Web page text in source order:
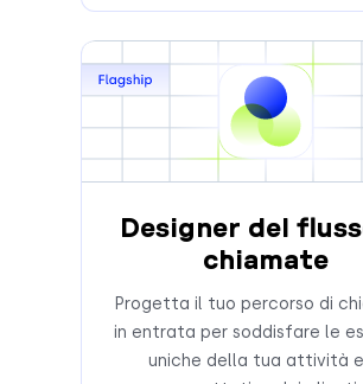
Designer del
chiamate
Progetta il tuo percorso di
in entrata per soddisfare le
uniche della tua attività